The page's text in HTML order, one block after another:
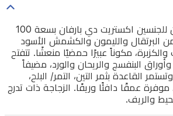
عطر ريير ريف من أفنان للجنسين اكستريت دي بارفان بسعة 100
من البرتقال والليمون والكشمش الأسود
مكوناً عبيرًا حمضيًا منعشًا. تتفتح
البنفسج والريحان والورد، مضيفاً
القاعدة بثمر التين، التمر/ البلح،
موفرة عمقًا دافئًا وريفًا. الزجاجة ذات تدرج
والريف.